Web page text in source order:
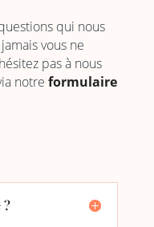
qui nous
vous ne
pas à nous
notre formulaire
?